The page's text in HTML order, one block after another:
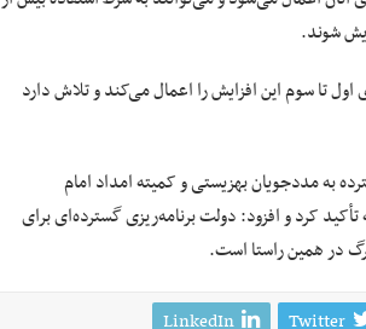
تا سوم این افزایش را اعمال می‌کند و تلاش دارد
به مددجویان بهزیستی و کمیته امداد امام‌‌
تأکید کرد و افزود: دولت برنامه‌ریزی گسترده‌ای برای
در همین راستا است.
Twitter
LinkedIn